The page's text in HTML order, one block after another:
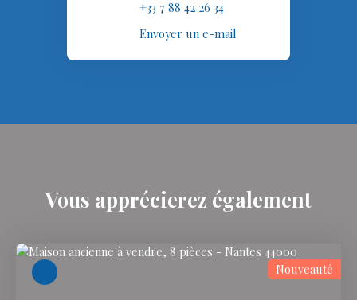
+33 7 88 42 26 34
Envoyer un e-mail
Vous apprécierez également
Nouveauté